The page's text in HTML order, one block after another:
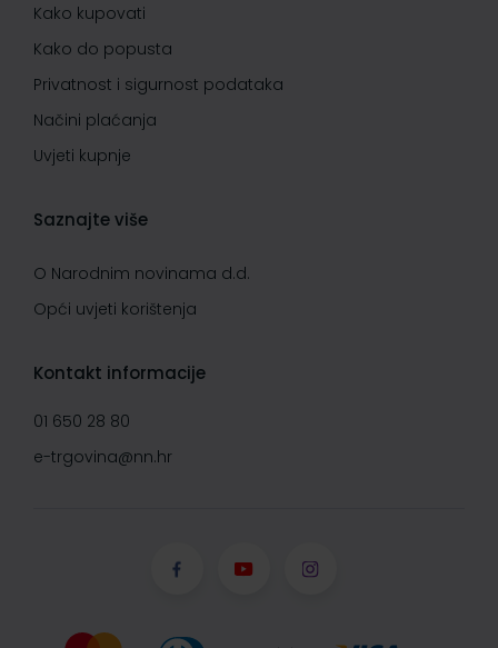
Kako kupovati
Kako do popusta
Privatnost i sigurnost podataka
Načini plaćanja
Uvjeti kupnje
Saznajte više
O Narodnim novinama d.d.
Opći uvjeti korištenja
Kontakt informacije
01 650 28 80
e-trgovina@nn.hr